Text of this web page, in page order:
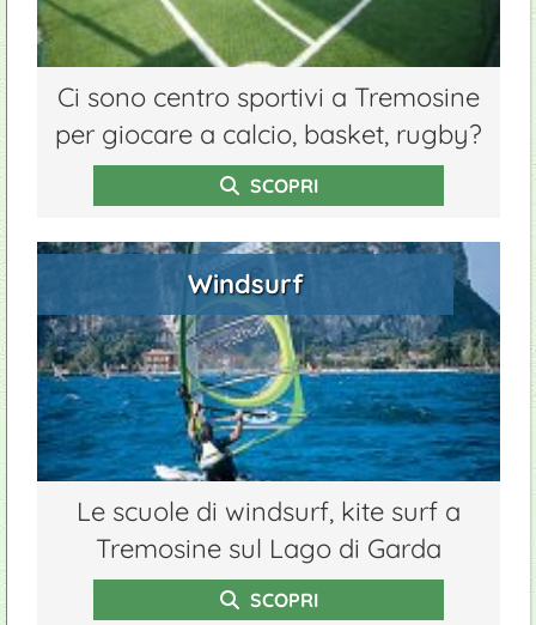
Ci sono centro sportivi a Tremosine
per giocare a calcio, basket, rugby?
SCOPRI
Windsurf
Le scuole di windsurf, kite surf a
Tremosine sul Lago di Garda
SCOPRI